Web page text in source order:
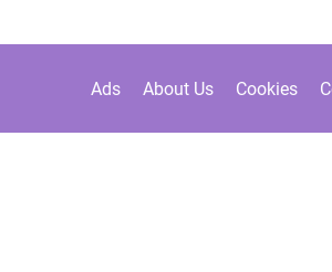
Ads About Us Cookies